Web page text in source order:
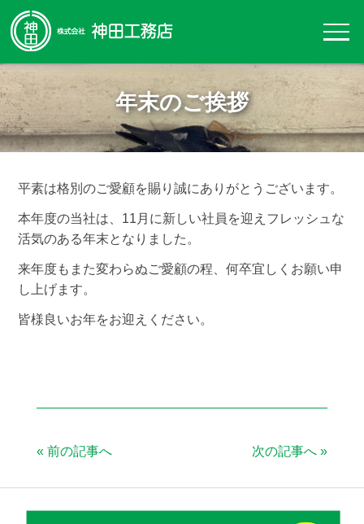
年末のご挨拶
平素は格別のご愛顧を賜り誠にありがとうございます。
本年度の当社は、11月に新しい社員を迎えフレッシュな
活気のある年末となりました。
来年度もまた変わらぬご愛顧の程、何卒宜しくお願い申
し上げます。
皆様良いお年をお迎えください。
« 前の記事へ 次の記事へ »